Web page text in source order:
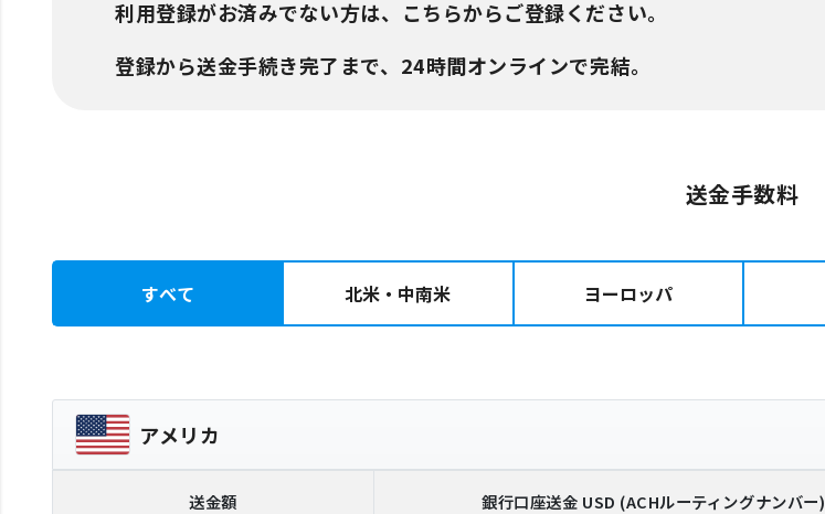
利用登録がお済みでない方は、こちらからご登録ください。
登録から送金手続き完了まで、24時間オンラインで完結。
送金手数料
すべて 北米・中南米 ヨーロッパ
アメリカ
送金額 銀行口座送金 USD (ACHルーティングナンバー)